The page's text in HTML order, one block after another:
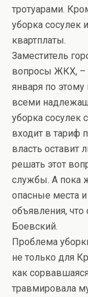
тротуарами.
уборка сосулек
квартплаты.
Заместитель
вопросы ЖКХ, –
января по
всеми
уборка
входит в тариф
власть
решать этот
службы. А пока
опасные места
объявления, что
Боевский.
Проблема
не только для
как
травмировала